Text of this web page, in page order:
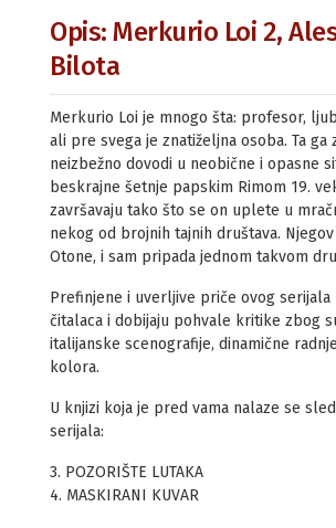
Opis: Merkurio Loi 2,
Bilota
Merkurio Loi je mnogo šta: profesor,
ali pre svega je znatiželjna osoba. Ta ga
neizbežno dovodi u neobične i opasne
beskrajne šetnje papskim Rimom 19.
završavaju tako što se on uplete u
nekog od brojnih tajnih društava.
Otone, i sam pripada jednom takvom
Prefinjene i uverljive priče ovog serijala
čitalaca i dobijaju pohvale kritike zbog
italijanske scenografije, dinamične
kolora.
U knjizi koja je pred vama nalaze se
serijala:
3. POZORIŠTE LUTAKA
4. MASKIRANI KUVAR